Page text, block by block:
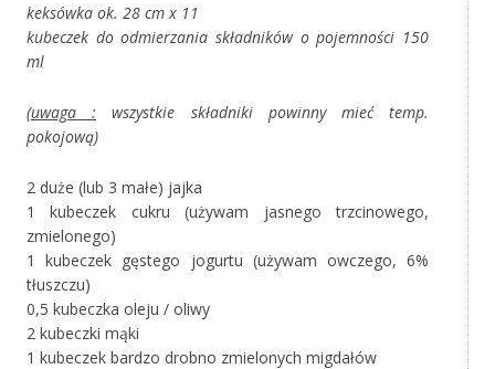
keksówka ok. 28 cm x 11
kubeczek do odmierzania składników o pojemności 150
ml
(uwaga : wszystkie składniki powinny mieć temp.
pokojową)
2 duże (lub 3 małe) jajka
1 kubeczek cukru (używam jasnego trzcinowego,
zmielonego)
1 kubeczek gęstego jogurtu (używam owczego, 6%
tłuszczu)
0,5 kubeczka oleju / oliwy
2 kubeczki mąki
1 kubeczek bardzo drobno zmielonych migdałów